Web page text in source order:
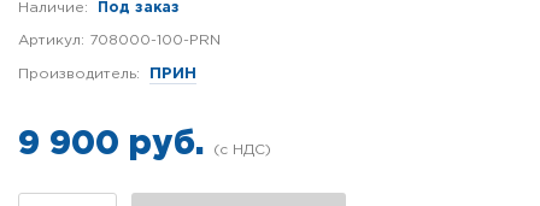
Наличие: Под заказ
Артикул: 708000-100-PRN
Производитель: ПРИН
9 900 руб.